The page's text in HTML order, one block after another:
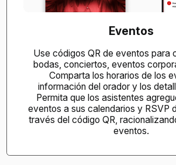
Eventos
Use códigos QR de eventos para
bodas, conciertos, eventos
Comparta los horarios de los
información del orador y los
Permita que los asistentes
eventos a sus calendarios y RSVP
través del código QR,
eventos.